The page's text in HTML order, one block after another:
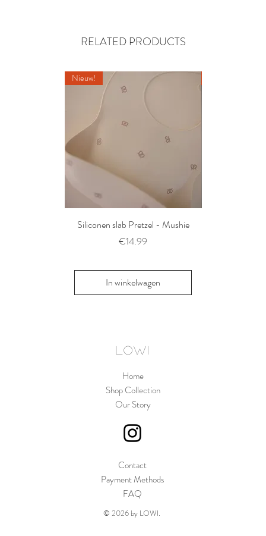
RELATED PRODUCTS
Nieuw!
Siliconen slab Pretzel - Mushie
Prijs
€14.99
In winkelwagen
LOWI
Home
Shop Collection
Our Story
Contact
Payment Methods
FAQ
© 2026 by LOWI.